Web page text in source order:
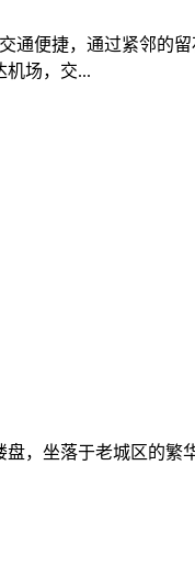
便捷，通过紧邻的
机场，交...
，坐落于老城区的繁